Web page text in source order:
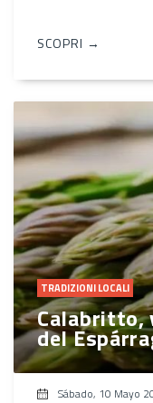
SCOPRI →
TRADIZIONI LOCALI
Calabritto,
del
Sábado, 10 Mayo